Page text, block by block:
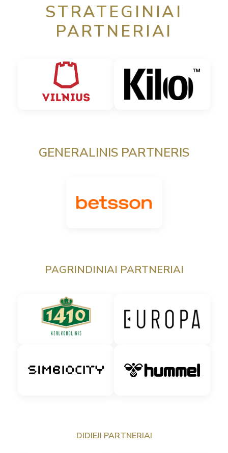
STRATEGINIAI
PARTNERIAI
GENERALINIS PARTNERIS
PAGRINDINIAI PARTNERIAI
DIDIEJI PARTNERIAI